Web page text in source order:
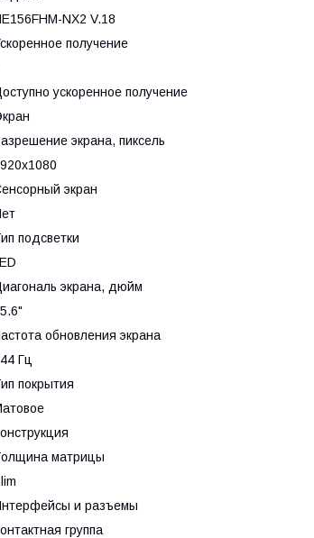
NX2 V.18
получение
ускоренное получение
экрана, пиксель
экран
подсветки
экрана, дюйм
обновления экрана
Гц
покрытия
матрицы
и разъемы
группа